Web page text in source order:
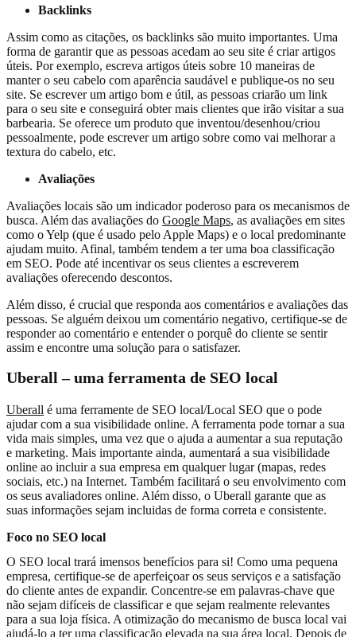
Backlinks
Assim como as citações, os backlinks são muito importantes. Uma
forma de garantir que as pessoas acedam ao seu site é criar artigos
úteis. Por exemplo, escreva artigos úteis sobre 10 maneiras de
manter o seu cabelo com aparência saudável e publique-os no seu
site. Se escrever um artigo bom e útil, as pessoas criarão um link
para o seu site e conseguirá obter mais clientes que irão visitar a sua
barbearia. Se oferece um produto que inventou/desenhou/criou
pessoalmente, pode escrever um artigo sobre como vai melhorar a
textura do cabelo, etc.
Avaliações
Avaliações locais são um indicador poderoso para os mecanismos de
busca. Além das avaliações do Google Maps, as avaliações em sites
como o Yelp (que é usado pelo Apple Maps) e o local predominante
ajudam muito. Afinal, também tendem a ter uma boa classificação
em SEO. Pode até incentivar os seus clientes a escreverem
avaliações oferecendo descontos.
Além disso, é crucial que responda aos comentários e avaliações das
pessoas. Se alguém deixou um comentário negativo, certifique-se de
responder ao comentário e entender o porquê do cliente se sentir
assim e encontre uma solução para o satisfazer.
Uberall – uma ferramenta de SEO local
Uberall é uma ferramente de SEO local/Local SEO que o pode
ajudar com a sua visibilidade online. A ferramenta pode tornar a sua
vida mais simples, uma vez que o ajuda a aumentar a sua reputação
e marketing. Mais importante ainda, aumentará a sua visibilidade
online ao incluir a sua empresa em qualquer lugar (mapas, redes
sociais, etc.) na Internet. Também facilitará o seu envolvimento com
os seus avaliadores online. Além disso, o Uberall garante que as
suas informações sejam incluidas de forma correta e consistente.
Foco no SEO local
O SEO local trará imensos benefícios para si! Como uma pequena
empresa, certifique-se de aperfeiçoar os seus serviços e a satisfação
do cliente antes de expandir. Concentre-se em palavras-chave que
não sejam difíceis de classificar e que sejam realmente relevantes
para a sua loja física. A otimização do mecanismo de busca local vai
ajudá-lo a ter uma classificação elevada na sua área local. Depois de